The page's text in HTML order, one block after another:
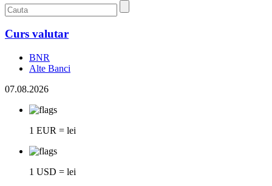
Curs valutar
BNR
Alte Banci
07.08.2026
1 EUR = lei
1 USD = lei